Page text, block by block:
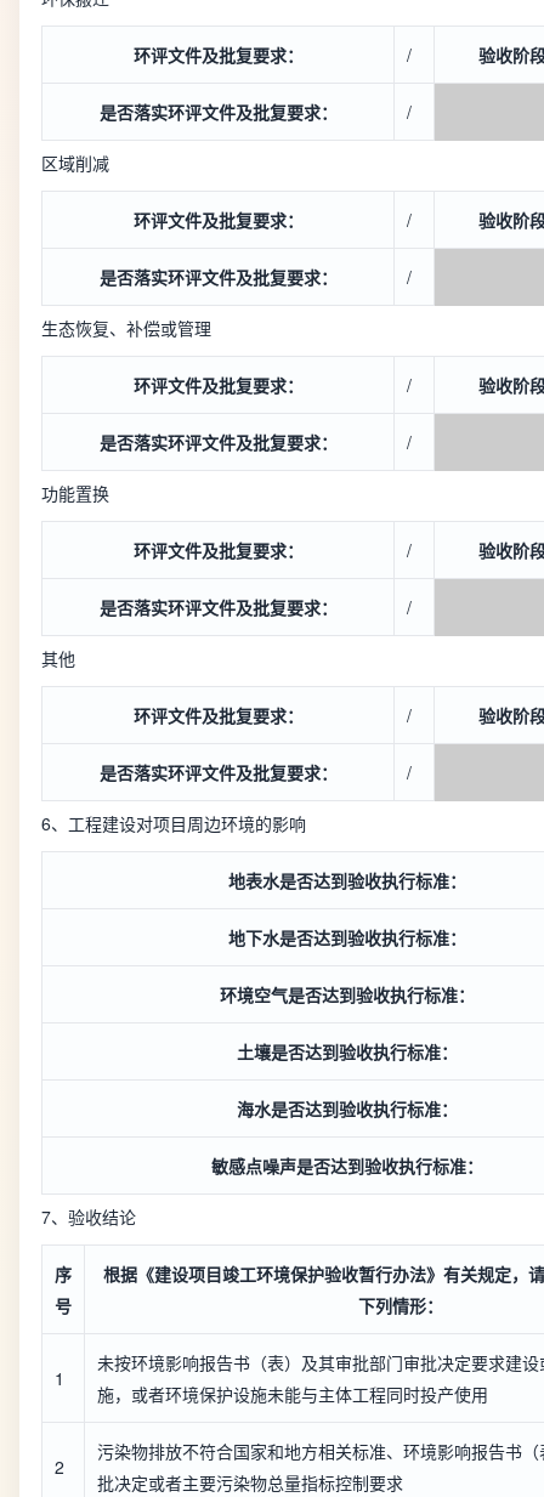
环评文件及批复要求： / 验收阶
是否落实环评文件及批复要求： /
区域削减
环评文件及批复要求： / 验收阶
是否落实环评文件及批复要求： /
生态恢复、补偿或管理
环评文件及批复要求： / 验收阶
是否落实环评文件及批复要求： /
功能置换
环评文件及批复要求： / 验收阶
是否落实环评文件及批复要求： /
其他
环评文件及批复要求： / 验收阶
是否落实环评文件及批复要求： /
6、工程建设对项目周边环境的影响
地表水是否达到验收执行标准：
地下水是否达到验收执行标准：
环境空气是否达到验收执行标准：
土壤是否达到验收执行标准：
海水是否达到验收执行标准：
敏感点噪声是否达到验收执行标准：
7、验收结论
序
号
根据《建设项目竣工环境保护验收暂行办法》有关规定，
下列情形：
1
未按环境影响报告书（表）及其审批部门审批决定要求建
施，或者环境保护设施未能与主体工程同时投产使用
2
污染物排放不符合国家和地方相关标准、环境影响报告书
批决定或者主要污染物总量指标控制要求